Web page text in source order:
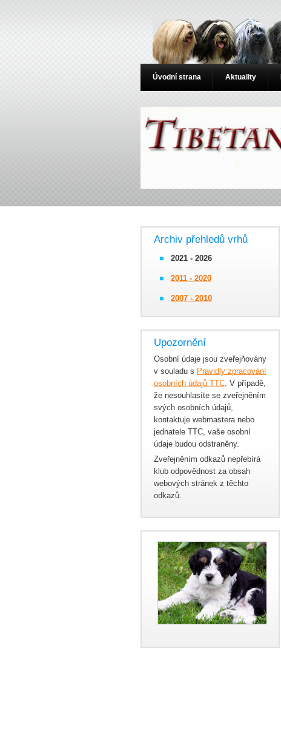
Archiv přehledů vrhů
2021 - 2026
2011 - 2020
2007 - 2010
Upozornění
Osobní údaje jsou zveřejňovány
v souladu s Pravidly zpracování
osobních údajů TTC. V případě,
že nesouhlasíte se zveřejněním
svých osobních údajů,
kontaktuje webmastera nebo
jednatele TTC, vaše osobní
údaje budou odstraněny.
Zveřejněním odkazů nepřebírá
klub odpovědnost za obsah
webových stránek z těchto
odkazů.
Úvodní strana Aktuality